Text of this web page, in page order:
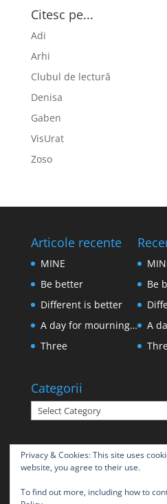
Citesc pe...
Adi
Arhi
Clubul de lectură
Denisa
Gaben
VisUrat
Zoso
Articole recente
MINE
Be better
Different is better
A day for mourning…
Three
Be
A
Categorii
Categorii
Privacy & Cookies: This site uses
website, you agree to their use.
To find out more, including how to